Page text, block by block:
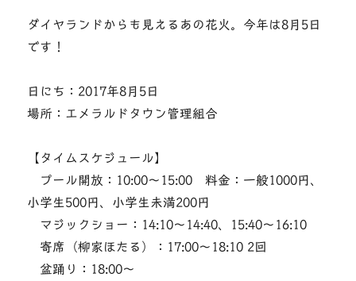
ダイヤランドからも見えるあの花火。今年は8月5日
です！
日にち：2017年8月5日
場所：エメラルドタウン管理組合
【タイムスケジュール】
プール開放：10:00〜15:00 料金：一般1000円、
小学生500円、小学生未満200円
マジックショー：14:10〜14:40、15:40〜16:10
寄席（柳家ほたる）：17:00〜18:10 2回
盆踊り：18:00〜